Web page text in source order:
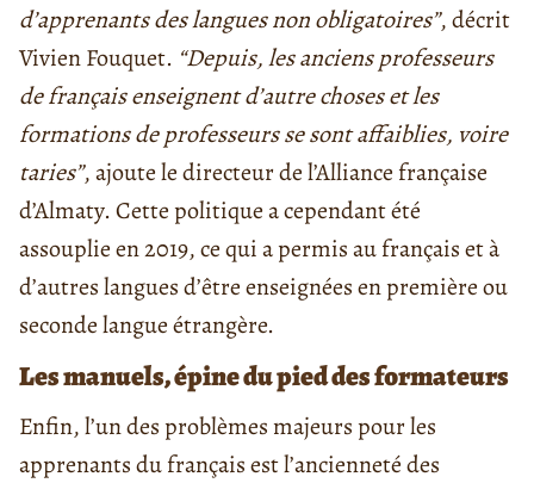
d’apprenants des langues non obligatoires”, décrit
Vivien Fouquet. “Depuis, les anciens professeurs
de français enseignent d’autre choses et les
formations de professeurs se sont affaiblies, voire
taries”, ajoute le directeur de l’Alliance française
d’Almaty. Cette politique a cependant été
assouplie en 2019, ce qui a permis au français et à
d’autres langues d’être enseignées en première ou
seconde langue étrangère.
Les manuels, épine du pied des formateurs
Enfin, l’un des problèmes majeurs pour les
apprenants du français est l’ancienneté des